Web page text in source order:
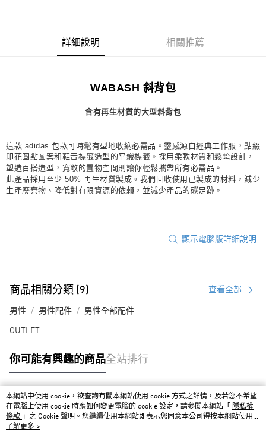
每筆NT$80，滿NT$1,500(含以上)免運費
每筆NT$80，滿NT$1,500(含以上)免運費
每筆NT$80，滿NT$1,500(含以上)免運費
詳細說明 相關推薦
WABASH 斜背包
含有再生材質的大型斜背包
這款 adidas 包款可時髦有型地收納必需品。靈感源自經典工作服，點綴
印花圓點圖案和鞋舌標籤造型的平織標籤。採用柔軟材質和鬆垮設計，
塑造百搭造型，寬敞的置物空間則讓你輕鬆攜帶所有必需品。
此產品採用至少 50% 再生材質製成。我們回收使用已製成的材料，減少
生產廢棄物、降低對有限資源的依賴，並減少產品的碳足跡。
顯示電腦版詳細說明
商品相關分類 (9) 查看全部
男性 男性配件 男性全部配件
OUTLET
你可能有興趣的商品全站排行
熱門標籤
本網站中使用 cookie，欲查詢有關本網站使用 cookie 方式之詳情，及若您不希望
在電腦上使用 cookie 時應如何變更電腦的 cookie 設定，請參閱本網站「
隱私權
條款 」之 Cookie 聲明。您繼續使用本網站即表示您同意本公司得按本網站使用條
款之 Cookie 聲明使用 cookie。
了解更多 >